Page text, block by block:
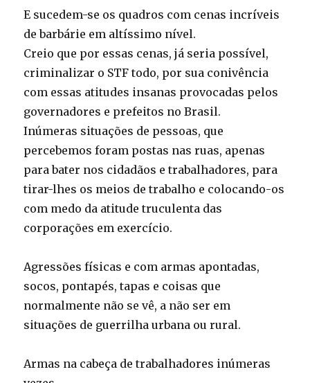
E sucedem-se os quadros com cenas incríveis
de barbárie em altíssimo nível.
Creio que por essas cenas, já seria possível,
criminalizar o STF todo, por sua conivência
com essas atitudes insanas provocadas pelos
governadores e prefeitos no Brasil.
Inúmeras situações de pessoas, que
percebemos foram postas nas ruas, apenas
para bater nos cidadãos e trabalhadores, para
tirar-lhes os meios de trabalho e colocando-os
com medo da atitude truculenta das
corporações em exercício.
Agressões físicas e com armas apontadas,
socos, pontapés, tapas e coisas que
normalmente não se vê, a não ser em
situações de guerrilha urbana ou rural.
Armas na cabeça de trabalhadores inúmeras